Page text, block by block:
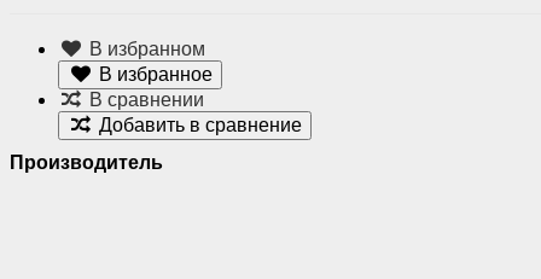
В избранном
В избранное
В сравнении
Добавить в сравнение
Производитель